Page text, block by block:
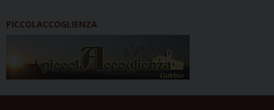
PICCOLACCOGLIENZA